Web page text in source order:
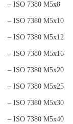
– ISO 7380 M5x8
– ISO 7380 M5x10
– ISO 7380 M5x12
– ISO 7380 M5x16
– ISO 7380 M5x20
– ISO 7380 M5x25
– ISO 7380 M5x30
– ISO 7380 M5x40